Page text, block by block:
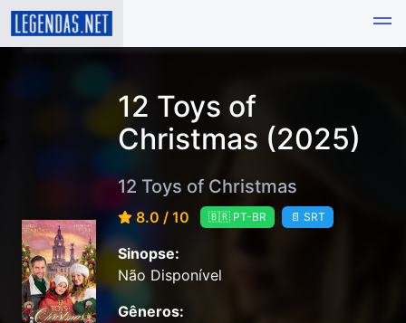
12 Toys of
Christmas (2025)
12 Toys of Christmas
8.0 / 10 🇧🇷 PT-BR 📄 SRT
Sinopse:
Não Disponível
Gêneros: